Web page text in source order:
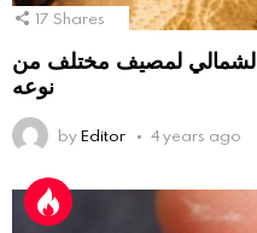
17 Shares
لمصيف مختلف من
نوعه
byEditor 4 years ago